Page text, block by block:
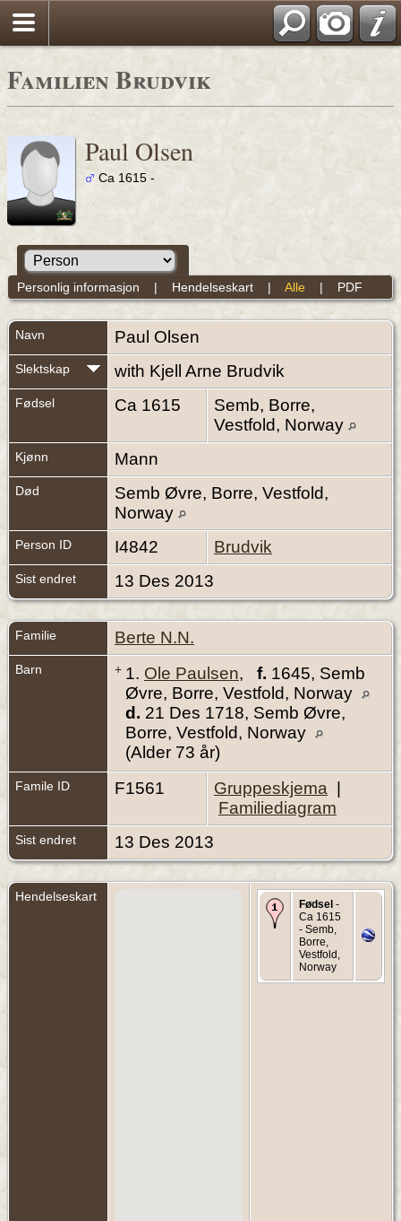
Familien Brudvik
Paul Olsen
Ca 1615 -
Personlig informasjon | Hendelseskart| Alle | PDF
Navn Paul Olsen
Slektskap with Kjell Arne Brudvik
Fødsel Ca 1615
Semb, Borre,
Vestfold, Norway
Kjønn Mann
Død
Semb Øvre, Borre, Vestfold,
Norway
Person ID I4842 Brudvik
Sist endret 13 Des 2013
Familie Berte N.N.
Barn + 1. Ole Paulsen, f. 1645, Semb
Øvre, Borre, Vestfold, Norway
d. 21 Des 1718, Semb Øvre,
Borre, Vestfold, Norway
(Alder 73 år)
Famile ID F1561 Gruppeskjema
Familiediagram
Sist endret 13 Des 2013
Hendelseskart
Fødsel -
Ca 1615
- Semb,
Borre,
Vestfold,
Norway